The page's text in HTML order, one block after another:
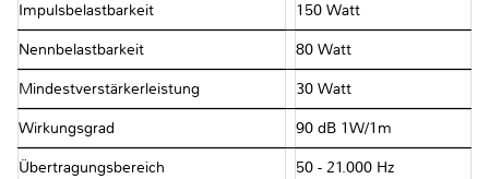
Impulsbelastbarkeit 150 Watt
Nennbelastbarkeit 80 Watt
Mindestverstärkerleistung 30 Watt
Wirkungsgrad 90 dB 1W/1m
Übertragungsbereich 50 - 21.000 Hz